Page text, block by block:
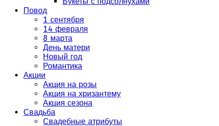
Повод
1 сентября
14 февраля
8 марта
День матери
Новый год
Романтика
Акции
Акция на розы
Акция на хризантему
Акция сезона
Свадьба
Свадебные атрибуты